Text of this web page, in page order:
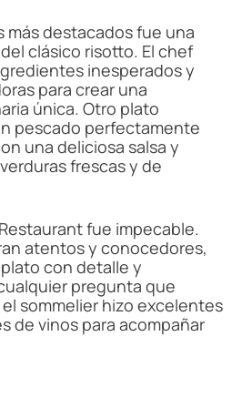
más destacados fue una
clásico risotto. El chef
inesperados y
para crear una
única. Otro plato
pescado perfectamente
una deliciosa salsa y
frescas y de
fue impecable.
atentos y conocedores,
con detalle y
pregunta que
sommelier hizo excelentes
de vinos para acompañar